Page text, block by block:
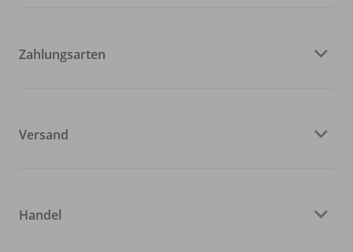
Zahlungsarten
Versand
Handel